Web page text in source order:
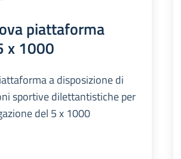
piattaforma
x 1000
a disposizione di
sportive dilettantistiche per
del 5 x 1000